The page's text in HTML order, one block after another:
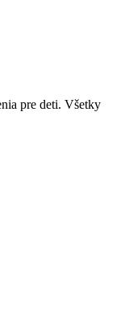
pre deti. Všetky